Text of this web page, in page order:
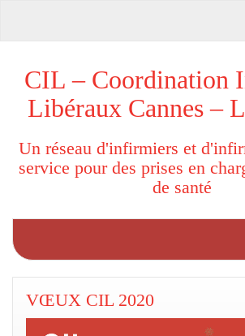
CIL – Coordination
Libéraux Cannes –
Un réseau d'infirmiers et
service pour des prises en
de santé
VŒUX CIL 2020